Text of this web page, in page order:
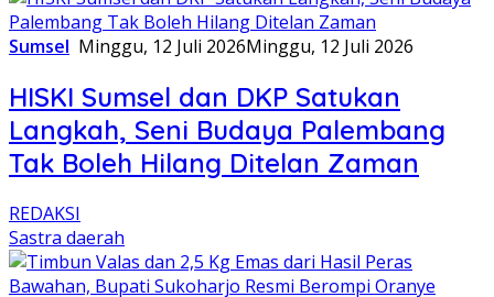
Sumsel Minggu, 12 Juli 2026Minggu, 12 Juli 2026
HISKI Sumsel dan DKP Satukan
Langkah, Seni Budaya Palembang
Tak Boleh Hilang Ditelan Zaman
REDAKSI
Sastra daerah